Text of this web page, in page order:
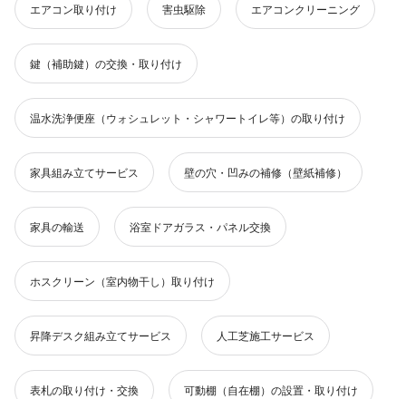
エアコン取り付け 害虫駆除 エアコンクリーニング
鍵（補助鍵）の交換・取り付け
温水洗浄便座（ウォシュレット・シャワートイレ等）の取り付け
家具組み立てサービス 壁の穴・凹みの補修（壁紙補修）
家具の輸送 浴室ドアガラス・パネル交換
ホスクリーン（室内物干し）取り付け
昇降デスク組み立てサービス 人工芝施工サービス
表札の取り付け・交換 可動棚（自在棚）の設置・取り付け